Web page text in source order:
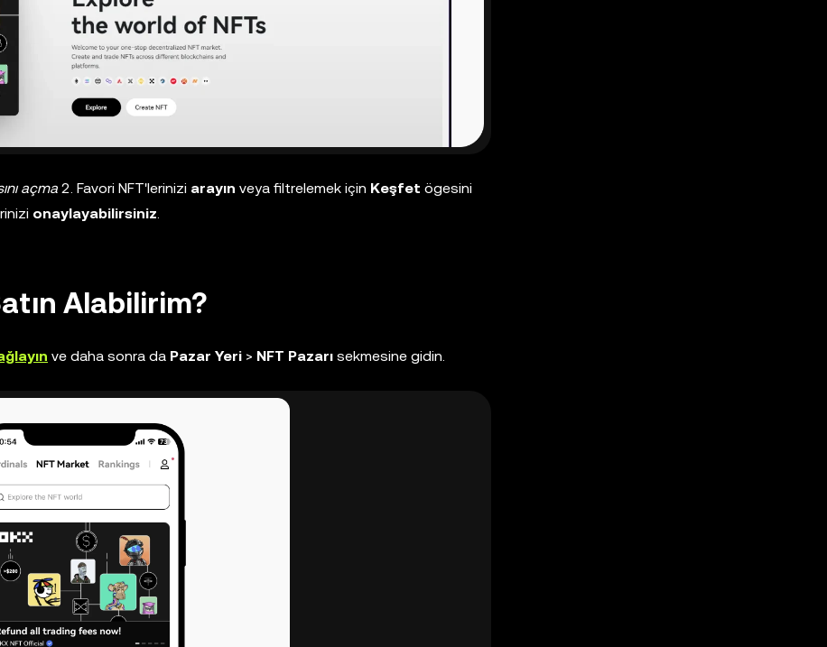
açma 2. Favori NFT'lerinizi arayın veya filtrelemek için Keşfet ögesini
onaylayabilirsiniz.
Alabilirim?
ve daha sonra da Pazar Yeri > NFT Pazarı sekmesine gidin.